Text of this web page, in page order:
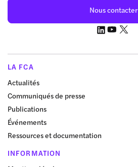
Nous contacter
LA FCA
Actualités
Communiqués de presse
Publications
Événements
Ressources et documentation
INFORMATION